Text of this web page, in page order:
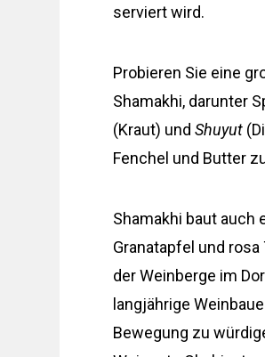
serviert wird.
Probieren Sie eine
Shamakhi, darunter
(Kraut) undShuyut
Fenchel und Butter
Shamakhi baut auch
Granatapfel und
der Weinberge im
langjährige
Bewegung zu